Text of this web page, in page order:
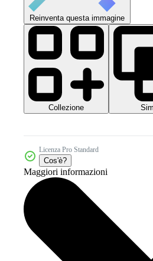
Reinventa questa immagine
Collezione
Licenza Pro Standard
Cos'è?
Maggiori informazioni